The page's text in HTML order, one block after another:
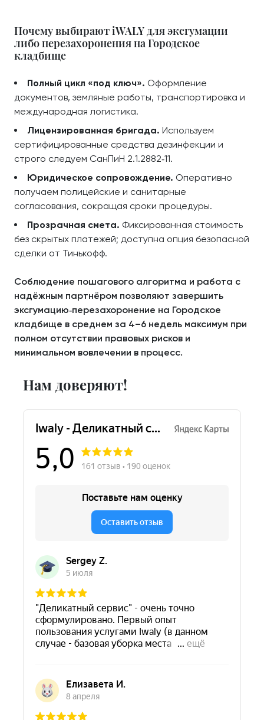
Почему выбирают iWALY для эксгумации
либо перезахоронения на Городское
кладбище
Полный цикл «под ключ». Оформление
документов, земляные работы, транспортировка и
международная логистика.
Лицензированная бригада. Используем
сертифицированные средства дезинфекции и
строго следуем СанПиН 2.1.2882‑11.
Юридическое сопровождение. Оперативно
получаем полицейские и санитарные
согласования, сокращая сроки процедуры.
Прозрачная смета. Фиксированная стоимость
без скрытых платежей; доступна опция безопасной
сделки от Тинькофф.
Соблюдение пошагового алгоритма и работа с
надёжным партнёром позволяют завершить
эксгумацию‑перезахоронение на Городское
кладбище в среднем за 4–6 недель максимум при
полном отсутствии правовых рисков и
минимальном вовлечении в процесс.
Нам доверяют!